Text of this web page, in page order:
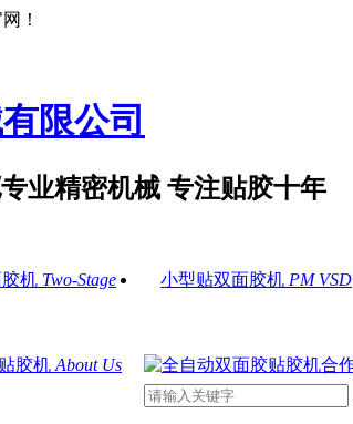
！
专业精密机械 专注贴胶十年
机 Two-Stage 小型贴双面胶机 PM VSD
胶机 About Us